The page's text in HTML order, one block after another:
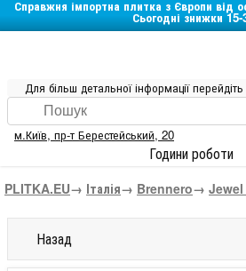
Справжня імпортна плитка з Європи від
Сьогодні знижки
Для більш детальної інформації
м.Київ, пр-т Берестейський, 20
Години роботи
PLITKA.EU→ Італія→ Brennero→
Назад